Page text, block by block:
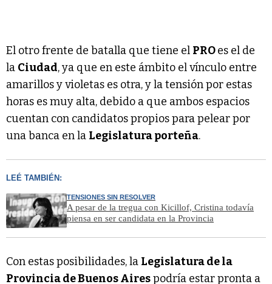
El otro frente de batalla que tiene el PROes el de
la Ciudad, ya que en este ámbito el vínculo entre
amarillos y violetas es otra, y la tensión por estas
horas es muy alta, debido a que ambos espacios
cuentan con candidatos propios para pelear por
una banca en la Legislatura porteña.
LEÉ TAMBIÉN:
TENSIONES SIN RESOLVER
A pesar de la tregua con Kicillof, Cristina todavía
piensa en ser candidata en la Provincia
Con estas posibilidades, la Legislatura de la
Provincia de Buenos Airespodría estar pronta a